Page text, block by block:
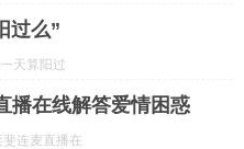
过么”
天算阳过
播在线解答爱情困惑
斐连麦直播在